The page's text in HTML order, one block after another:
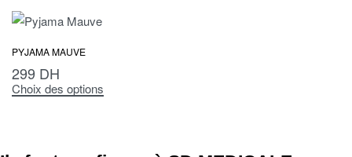
PYJAMA MAUVE
299 DH
Choix des options